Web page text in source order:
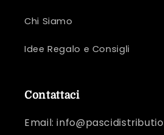
Chi Siamo
Idee Regalo e Consigli
Contattaci
Email: